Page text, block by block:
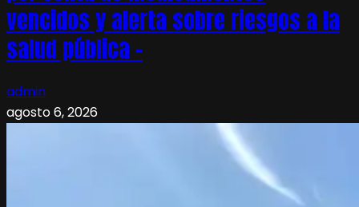
vencidos y alerta sobre riesgos a la
salud pública –
admin
agosto 6, 2026